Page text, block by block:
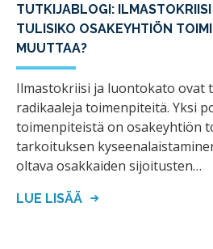
TUTKIJABLOGI:
TULISIKO OSAKEYHTIÖN
MUUTTAA?
Ilmastokriisi ja luontokato ovat
radikaaleja toimenpiteitä. Yksi
toimenpiteistä on osakeyhtiön
tarkoituksen
oltava osakkaiden sijoitusten…
LUE LISÄÄ